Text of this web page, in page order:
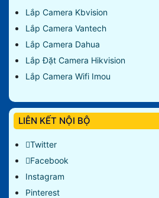
Lắp Camera Kbvision
Lắp Camera Vantech
Lắp Camera Dahua
Lắp Đặt Camera Hikvision
Lắp Camera Wifi Imou
LIÊN KẾT NỘI BỘ
Twitter
Facebook
Instagram
Pinterest